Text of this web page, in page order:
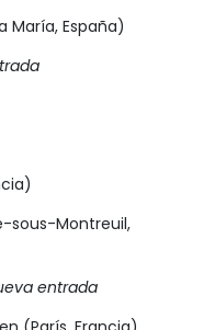
María, España)
sous-Montreuil,
entrada